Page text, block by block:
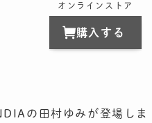
オンラインストア
購入する
の田村ゆみが登場しま